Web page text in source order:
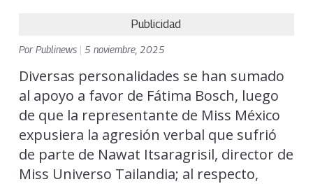
Publicidad
PorPublinews 5 noviembre, 2025
Diversas personalidades se han sumado
al apoyo a favor de Fátima Bosch, luego
de que la representante de Miss México
expusiera la agresión verbal que sufrió
de parte de Nawat Itsaragrisil, director de
Miss Universo Tailandia; al respecto,